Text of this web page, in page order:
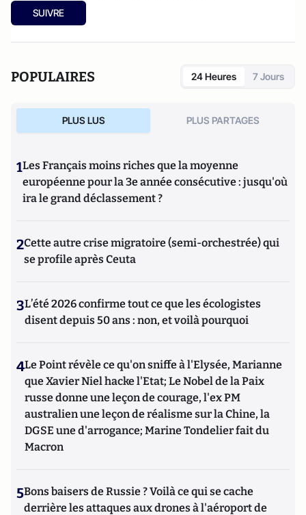
SUIVRE
POPULAIRES 24 Heures 7 Jours
PLUS LUS PLUS PARTAGES
1Les Français moins riches que la moyenne
européenne pour la 3e année consécutive : jusqu'où
ira le grand déclassement ?
2Cette autre crise migratoire (semi-orchestrée) qui
se profile après Ceuta
3L’été 2026 confirme tout ce que les écologistes
disent depuis 50 ans : non, et voilà pourquoi
4Le Point révèle ce qu'on sniffe à l'Elysée, Marianne
que Xavier Niel hacke l'Etat; Le Nobel de la Paix
russe donne une leçon de courage, l'ex PM
australien une leçon de réalisme sur la Chine, la
DGSE une d'arrogance; Marine Tondelier fait du
Macron
5Bons baisers de Russie ? Voilà ce qui se cache
derrière les attaques aux drones à l'aéroport de